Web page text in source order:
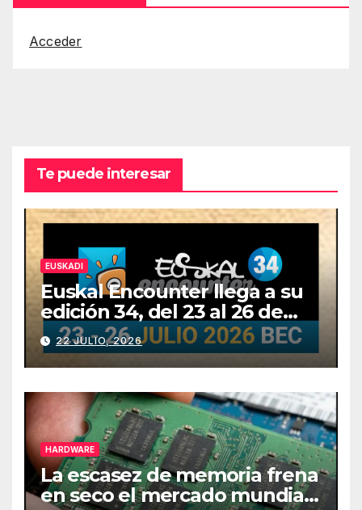
Acceder
Te puede interesar
EUSKADI
Euskal Encounter llega a su
edición 34, del 23 al 26 de
julio
22 JULIO, 2026
HARDWARE
La escasez de memoria frena
en seco el mercado mundial